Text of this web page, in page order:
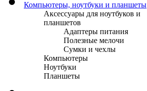
Компьютеры, ноутбуки и планшеты
Аксессуары для ноутбуков и
планшетов
Адаптеры питания
Полезные мелочи
Сумки и чехлы
Компьютеры
Ноутбуки
Планшеты